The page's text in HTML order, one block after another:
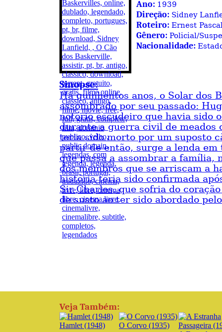
Ano: 1939
Direção: Sidney
Roteiro: Ernest
Gênero: Policial/
Nacionalidade:
Sinopse:
Há quinhentos anos, o Solar dos
assombrado por seu passado:
notório escudeiro que havia sido
durante a guerra civil de meados
teria sido morto por um suposto
partir de então, surge a lenda em
que passa a assombrar a família,
dos membros que se arriscam a
história teria sido confirmada
Sir Charles, que sofria do
de susto ao ter sido abordado
Veja Também:
Hamlet (1948)
O Corvo (1935)